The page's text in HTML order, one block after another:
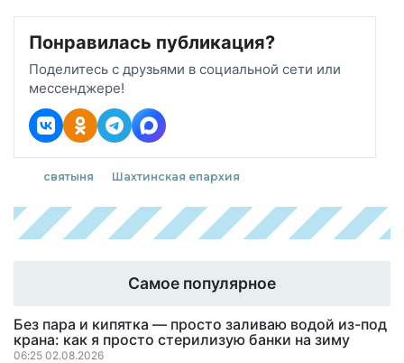
Понравилась публикация?
Поделитесь с друзьями в социальной сети или
мессенджере!
святыня Шахтинская епархия
Самое популярное
Без пара и кипятка — просто заливаю водой из-под
крана: как я просто стерилизую банки на зиму
06:25 02.08.2026